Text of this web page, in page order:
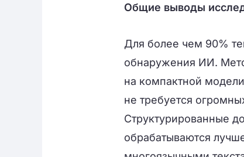
Общие выводы
Для более чем 90%
обнаружения ИИ.
на компактной
не требуется
Структурированные
обрабатываются